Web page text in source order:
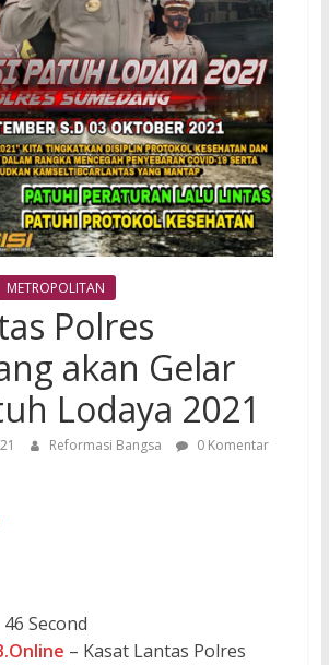
METROPOLITAN
Polres
akan Gelar
Lodaya 2021
Reformasi Bangsa 0 Komentar
46 Second
– Kasat Lantas Polres